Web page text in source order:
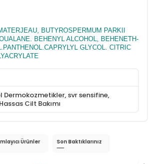
BUTYROSPERMUM PARKII
BEHENYL ALCOHOL, BEHENETH-
GLYCOL. CITRIC
Dermokozmetikler, svr sensifine,
Cilt Bakımı
Ürünler Son Baktıklarınız